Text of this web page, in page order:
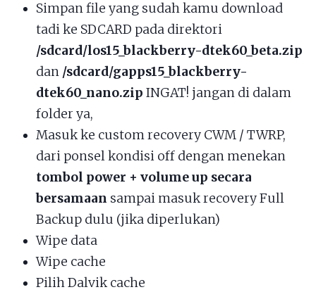
Simpan file yang sudah kamu download
tadi ke SDCARD pada direktori
/sdcard/los15_blackberry-dtek60_beta.zip
dan /sdcard/gapps15_blackberry-
dtek60_nano.zip INGAT! jangan di dalam
folder ya,
Masuk ke custom recovery CWM / TWRP,
dari ponsel kondisi off dengan menekan
tombol power + volume up secara
bersamaan sampai masuk recovery Full
Backup dulu (jika diperlukan)
Wipe data
Wipe cache
Pilih Dalvik cache